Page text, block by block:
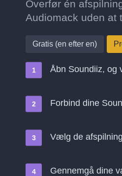
Overfør én
Audiomack uden at
Gratis (en efter en)
Åbn Soundiiz,
Forbind dine
Vælg de
Gennemgå dine